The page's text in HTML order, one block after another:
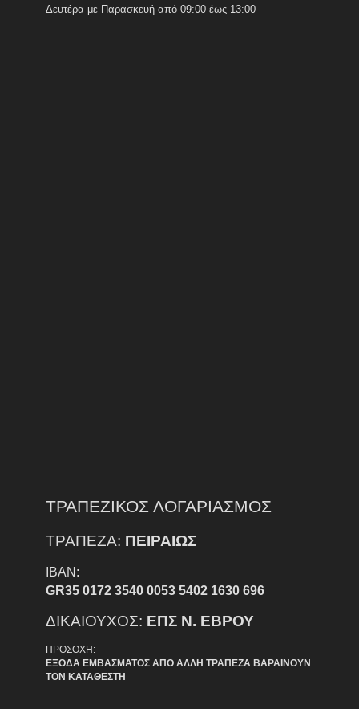
Δευτέρα με Παρασκευή από 09:00 έως 13:00
ΤΡΑΠΕΖΙΚΟΣ ΛΟΓΑΡΙΑΣΜΟΣ
ΤΡΑΠΕΖΑ: ΠΕΙΡΑΙΩΣ
IBAN:
GR35 0172 3540 0053 5402 1630 696
ΔΙΚΑΙΟΥΧΟΣ: ΕΠΣ Ν. ΕΒΡΟΥ
ΠΡΟΣΟΧΗ:
ΕΞΟΔΑ ΕΜΒΑΣΜΑΤΟΣ ΑΠΟ ΑΛΛΗ ΤΡΑΠΕΖΑ ΒΑΡΑΙΝΟΥΝ
ΤΟΝ ΚΑΤΑΘΕΣΤΗ